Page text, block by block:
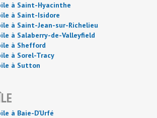
à Saint-Hyacinthe
à Saint-Isidore
à Saint-Jean-sur-Richelieu
à Salaberry-de-Valleyfield
à Shefford
à Sorel-Tracy
à Sutton
à Baie-D’Urfé